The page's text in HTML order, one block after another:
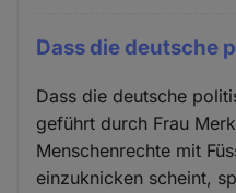
Dass die deutsche
Dass die deutsche
geführt durch Frau
Menschenrechte mit
einzuknicken scheint,